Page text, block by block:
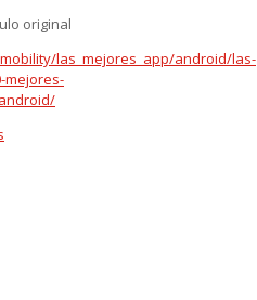
original
las_mejores_app/android/las-
mejores-